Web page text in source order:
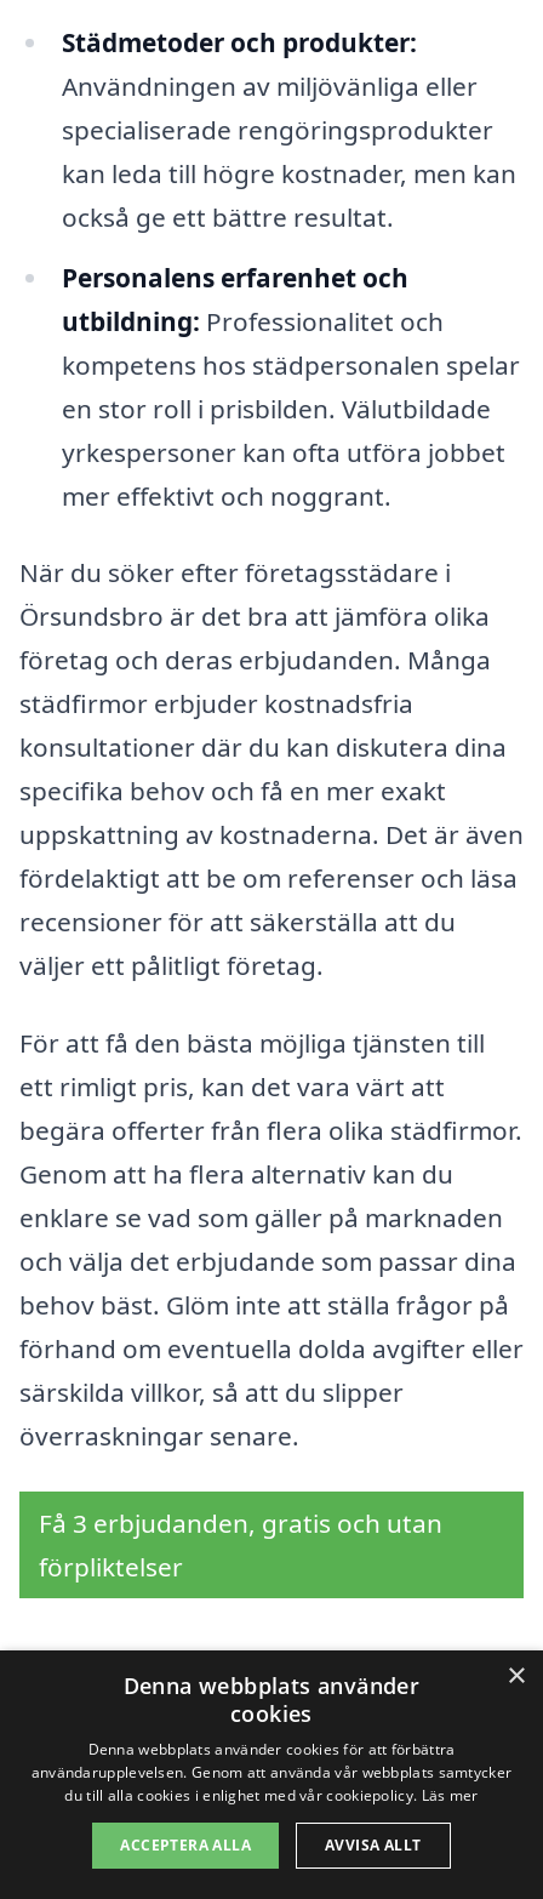
Städmetoder och produkter:
Användningen av miljövänliga eller
specialiserade rengöringsprodukter
kan leda till högre kostnader, men kan
också ge ett bättre resultat.
Personalens erfarenhet och
utbildning: Professionalitet och
kompetens hos städpersonalen spelar
en stor roll i prisbilden. Välutbildade
yrkespersoner kan ofta utföra jobbet
mer effektivt och noggrant.
När du söker efter företagsstädare i
Örsundsbro är det bra att jämföra olika
företag och deras erbjudanden. Många
städfirmor erbjuder kostnadsfria
konsultationer där du kan diskutera dina
specifika behov och få en mer exakt
uppskattning av kostnaderna. Det är även
fördelaktigt att be om referenser och läsa
recensioner för att säkerställa att du
väljer ett pålitligt företag.
För att få den bästa möjliga tjänsten till
ett rimligt pris, kan det vara värt att
begära offerter från flera olika städfirmor.
Genom att ha flera alternativ kan du
enklare se vad som gäller på marknaden
och välja det erbjudande som passar dina
behov bäst. Glöm inte att ställa frågor på
förhand om eventuella dolda avgifter eller
särskilda villkor, så att du slipper
överraskningar senare.
Få 3 erbjudanden, gratis och utan
förpliktelser
Sök efter en
professionell för
företagsstäd i andra
städer nära Örsundsbro
×
Denna webbplats använder
cookies
Denna webbplats använder cookies för att förbättra
användarupplevelsen. Genom att använda vår webbplats samtycker
du till alla cookies i enlighet med vår cookiepolicy. Läs mer
ACCEPTERA ALLA AVVISA ALLT